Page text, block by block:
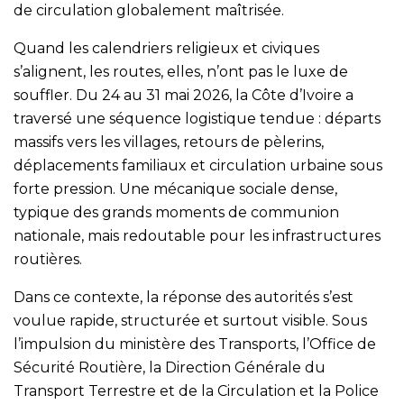
de circulation globalement maîtrisée.
Quand les calendriers religieux et civiques
s’alignent, les routes, elles, n’ont pas le luxe de
souffler. Du 24 au 31 mai 2026, la Côte d’Ivoire a
traversé une séquence logistique tendue : départs
massifs vers les villages, retours de pèlerins,
déplacements familiaux et circulation urbaine sous
forte pression. Une mécanique sociale dense,
typique des grands moments de communion
nationale, mais redoutable pour les infrastructures
routières.
Dans ce contexte, la réponse des autorités s’est
voulue rapide, structurée et surtout visible. Sous
l’impulsion du ministère des Transports, l’Office de
Sécurité Routière, la Direction Générale du
Transport Terrestre et de la Circulation et la Police